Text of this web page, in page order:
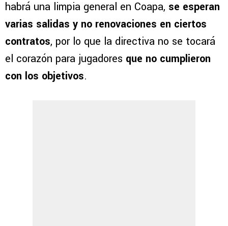
habrá una limpia general en Coapa, se esperan
varias salidas y no renovaciones en ciertos
contratos, por lo que la directiva no se tocará
el corazón para jugadores que no cumplieron
con los objetivos.